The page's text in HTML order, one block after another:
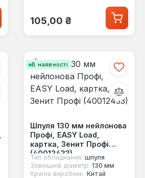
Звичайна ціна:
105,00 ₴
В наявності
Шпуля 130 мм нейлонова
Профі, EASY Load,
картка, Зенит Профі
(40012433)
Тип обладнання: шпуля
Зовнішній діаметр: 130 мм
Країна виробник: Китай